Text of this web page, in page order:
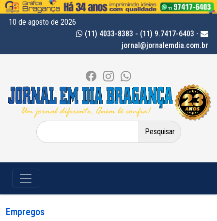
10 de agosto de 2026
(11) 4033-8383 - (11) 9.7417-6403 -
jornal@jornalemdia.com.br
Pesquisar
por:
Empregos